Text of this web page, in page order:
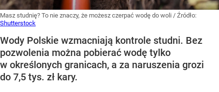
Masz studnię? To nie znaczy, że możesz czerpać wodę do woli / Źródło:
Shutterstock
Wody Polskie wzmacniają kontrole studni. Bez
pozwolenia można pobierać wodę tylko
w określonych granicach, a za naruszenia grozi
do 7,5 tys. zł kary.